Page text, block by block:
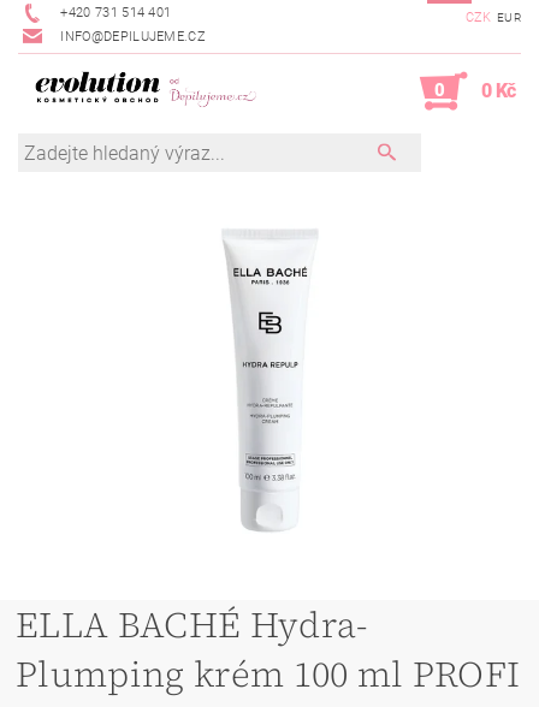
+420 731 514 401
INFO@DEPILUJEME.CZ
CZK EUR
0 0 Kč
ELLA BACHÉ Hydra-
Plumping krém 100 ml PROFI